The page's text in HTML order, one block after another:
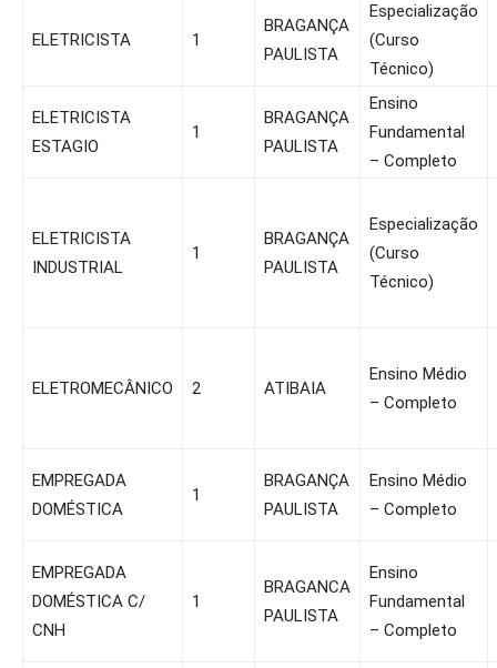
ELETRICISTA 1
BRAGANÇA
PAULISTA
Especialização
(Curso
Técnico)
ELETRICISTA
ESTAGIO
1
BRAGANÇA
PAULISTA
Ensino
Fundamental
– Completo
ELETRICISTA
INDUSTRIAL
1
BRAGANÇA
PAULISTA
Especialização
(Curso
Técnico)
ELETROMECÂNICO 2 ATIBAIA
Ensino Médio
– Completo
EMPREGADA
DOMÉSTICA
1
BRAGANÇA
PAULISTA
Ensino Médio
– Completo
EMPREGADA
DOMÉSTICA C/
CNH
1
BRAGANCA
PAULISTA
Ensino
Fundamental
– Completo